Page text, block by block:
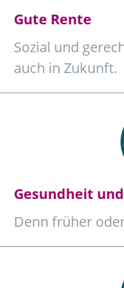
Gute Rente
Sozial und
auch in Zukunft.
Gesundheit
Denn früher